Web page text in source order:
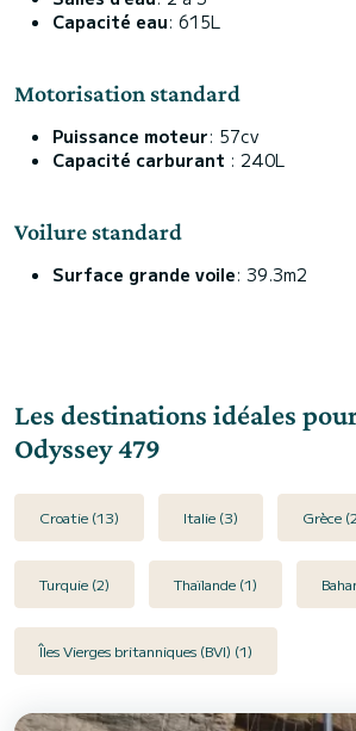
Capacité eau: 615L
Motorisation standard
Puissance moteur: 57cv
Capacité carburant : 240L
Voilure standard
Surface grande voile: 39.3m2
Les destinations idéales
Odyssey 479
Croatie (13) Italie (3) Grèce
Turquie (2) Thaïlande (1)
Îles Vierges britanniques (BVI) (1)